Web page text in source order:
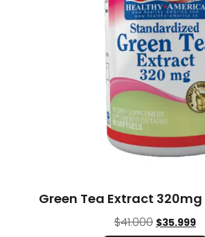
Green Tea Extract
$41.000 $35.999